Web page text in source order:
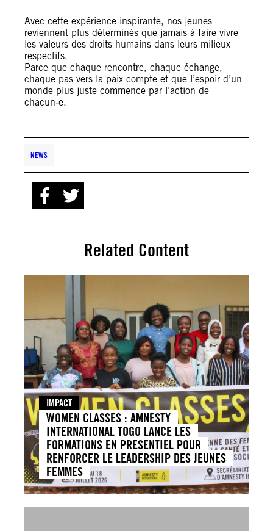
Avec cette expérience inspirante, nos jeunes
reviennent plus déterminés que jamais à faire vivre
les valeurs des droits humains dans leurs milieux
respectifs.
Parce que chaque rencontre, chaque échange,
chaque pas vers la paix compte et que l’espoir d’un
monde plus juste commence par l’action de
chacun·e.
NEWS
Related Content
IMPACT
WOMEN CLASSES : AMNESTY
INTERNATIONAL TOGO LANCE LES
FORMATIONS EN PRESENTIEL POUR
RENFORCER LE LEADERSHIP DES JEUNES
FEMMES